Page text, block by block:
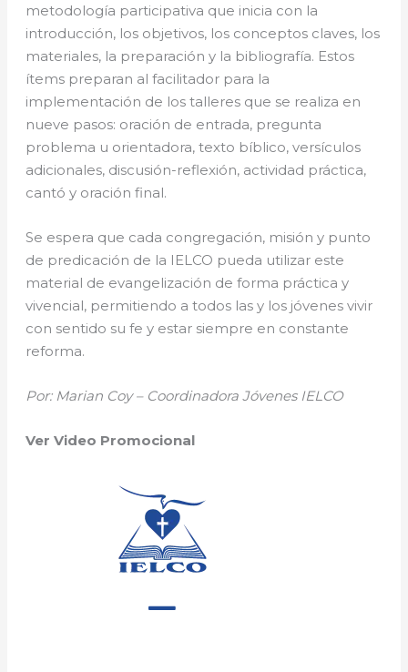
metodología participativa que inicia con la
introducción, los objetivos, los conceptos claves, los
materiales, la preparación y la bibliografía. Estos
ítems preparan al facilitador para la
implementación de los talleres que se realiza en
nueve pasos: oración de entrada, pregunta
problema u orientadora, texto bíblico, versículos
adicionales, discusión-reflexión, actividad práctica,
cantó y oración final.
Se espera que cada congregación, misión y punto
de predicación de la IELCO pueda utilizar este
material de evangelización de forma práctica y
vivencial, permitiendo a todos las y los jóvenes vivir
con sentido su fe y estar siempre en constante
reforma.
Por: Marian Coy – Coordinadora Jóvenes IELCO
Ver Video Promocional